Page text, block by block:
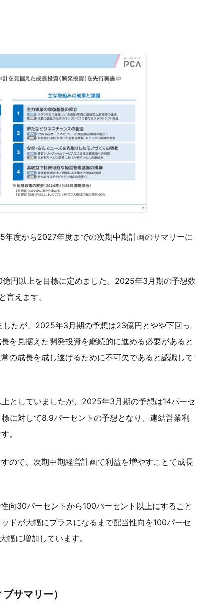
度から2027年度までの次期中期計画のサマリーに
円以上を目標に定めました。2025年3月期の予想数
えます。
たが、2025年3月期の予想は23億円とやや下回っ
を見据えた開発投資を継続的に進める必要があると
の成長を成し遂げるために不可欠であると認識して
としていましたが、2025年3月期の予想は14パーセ
に対して8.9パーセントの予想となり、連結営業利
。
ので、次期中期経営計画で利益を増やすことで成長
向30パーセントから100パーセント以上にすること
ドが大幅にプラスになるまで配当性向を100パーセ
幅に増加しています。
サマリー）